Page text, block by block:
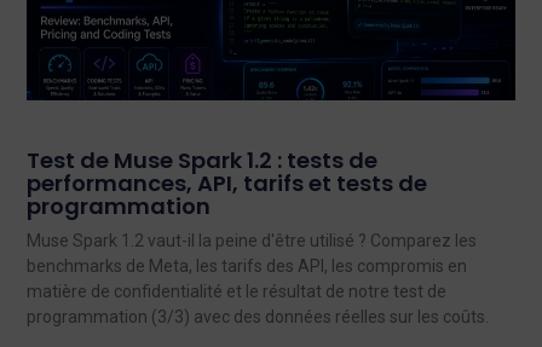
Test de Muse Spark 1.2 : tests de
performances, API, tarifs et tests de
programmation
Muse Spark 1.2 vaut-il la peine d'être utilisé ? Comparez les
benchmarks de Meta, les tarifs des API, les compromis en
matière de confidentialité et le résultat de notre test de
programmation (3/3) avec des données réelles sur les coûts.